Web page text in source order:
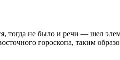
тогда не было и речи — шел
гороскопа, таким